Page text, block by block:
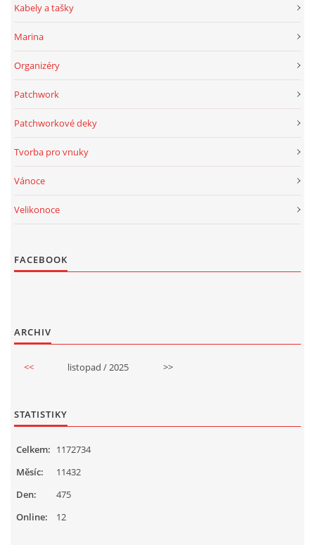
Kabely a tašky
Marina
Organizéry
Patchwork
Patchworkové deky
Tvorba pro vnuky
Vánoce
Velikonoce
FACEBOOK
ARCHIV
<< listopad / 2025 >>
STATISTIKY
Online: 12
Celkem: 1172734
Měsíc:
11432
Den:
475